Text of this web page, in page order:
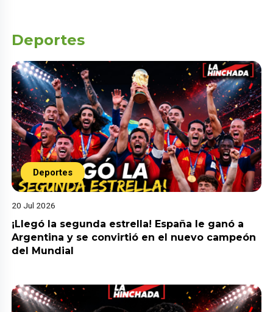
Deportes
Deportes
20 Jul 2026
¡Llegó la segunda estrella! España le ganó a
Argentina y se convirtió en el nuevo campeón
del Mundial